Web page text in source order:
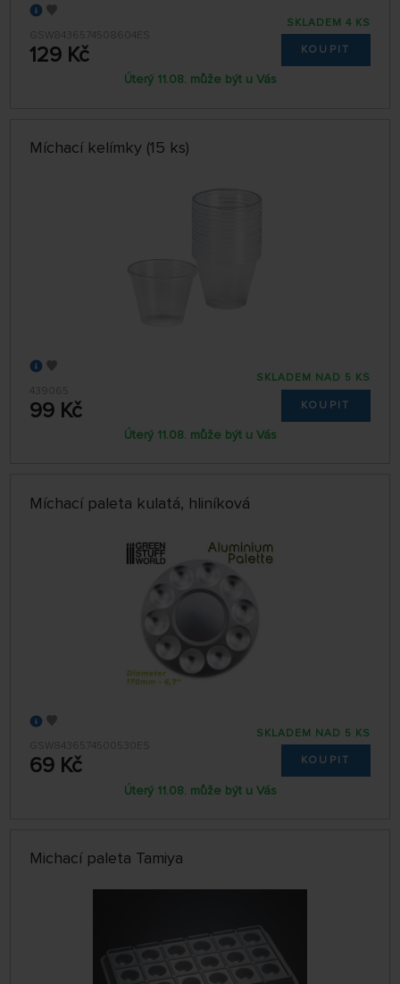
GSW8436574508604ES
129 Kč
SKLADEM 4 KS
KOUPIT
Úterý 11.08. může být u Vás
Míchací kelímky (15 ks)
439065
99 Kč
SKLADEM NAD 5 KS
KOUPIT
Úterý 11.08. může být u Vás
Míchací paleta kulatá, hliníková
GSW8436574500530ES
69 Kč
SKLADEM NAD 5 KS
KOUPIT
Úterý 11.08. může být u Vás
Michací paleta Tamiya